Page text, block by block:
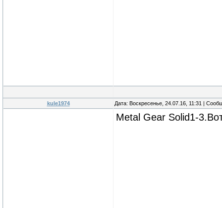
kule1974 Дата: Воскресенье, 24.07.16, 11:31 |
Metal Gear Solid1-